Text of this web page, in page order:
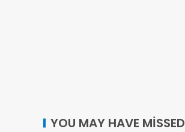
YOU MAY HAVE MISSED